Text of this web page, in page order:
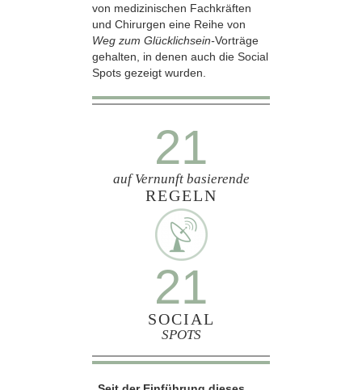
von medizinischen Fachkräften
und Chirurgen eine Reihe von
Weg zum Glücklichsein-Vorträge
gehalten, in denen auch die Social
Spots gezeigt wurden.
21
auf Vernunft basierende
REGELN
21
SOCIAL
SPOTS